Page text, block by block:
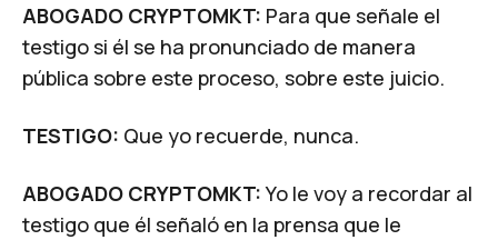
ABOGADO CRYPTOMKT: Para que señale el
testigo si él se ha pronunciado de manera
pública sobre este proceso, sobre este juicio.
TESTIGO: Que yo recuerde, nunca.
ABOGADO CRYPTOMKT:Yo le voy a recordar al
testigo que él señaló en la prensa que le